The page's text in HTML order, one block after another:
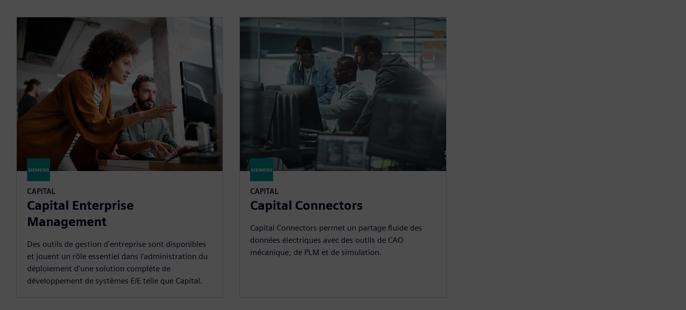
CAPITAL
Capital Enterprise
Management
Des outils de gestion d'entreprise sont disponibles
et jouent un rôle essentiel dans l'administration du
déploiement d'une solution complète de
développement de systèmes E/E telle que Capital.
CAPITAL
Capital Connectors
Capital Connectors permet un partage fluide des
données électriques avec des outils de CAO
mécanique, de PLM et de simulation.